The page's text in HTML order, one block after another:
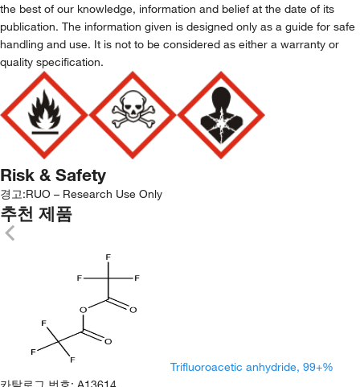
the best of our knowledge, information and belief at the date of its
publication. The information given is designed only as a guide for safe
handling and use. It is not to be considered as either a warranty or
quality specification.
Risk & Safety
경고:RUO – Research Use Only
추천 제품
Trifluoroacetic anhydride, 99+%
카탈로그 번호: A13614